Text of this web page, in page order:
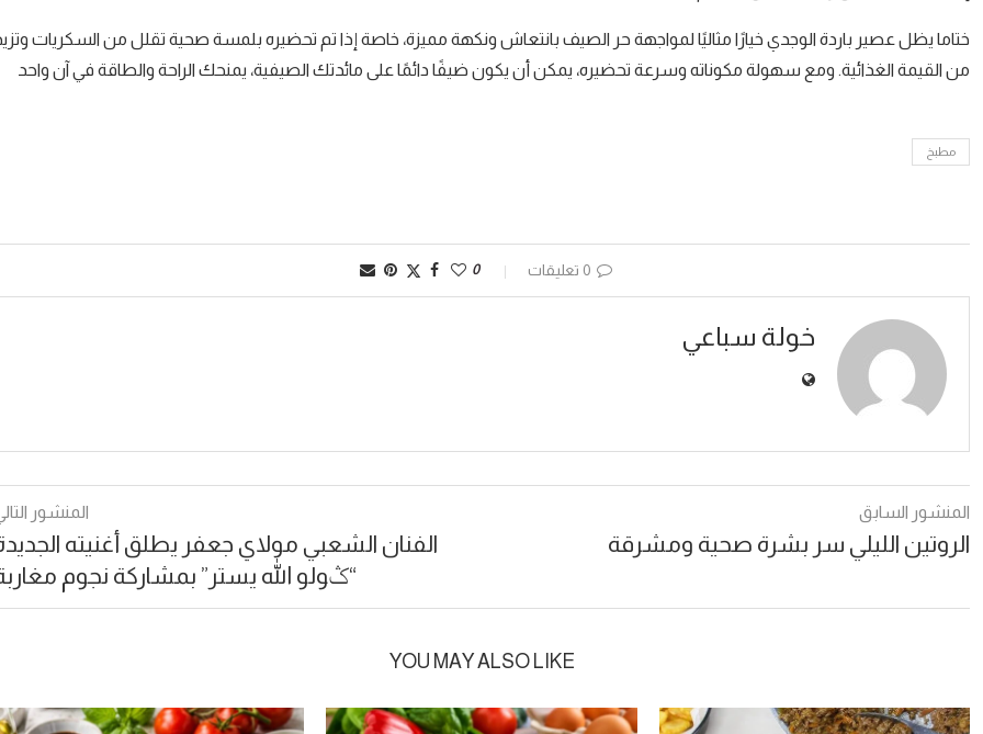
ختاما يظل عصير باردة الوجدي خيارًا مثاليًا لمواجهة حر الصيف بانتعاش ونكهة مميزة، خاصة إذا تم تحضيره بلمسة صحية تقلل من السكريات
من القيمة الغذائية. ومع سهولة مكوناته وسرعة تحضيره، يمكن أن يكون ضيفًا دائمًا على مائدتك الصيفية، يمنحك الراحة والطاقة في آن واحد
مطبخ
0 تعليقات 0
خولة سباعي
المنشور السابق
الروتين الليلي سر بشرة صحية ومشرقة
المنشور
الفنان الشعبي مولاي جعفر يطلق أغنيته
“ݣولو الله يستر” بمشاركة نجوم
YOU MAY ALSO LIKE